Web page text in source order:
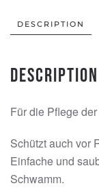
DESCRIPTION
Description
Für die Pflege
Schützt auch vor
Einfache und
Schwamm.